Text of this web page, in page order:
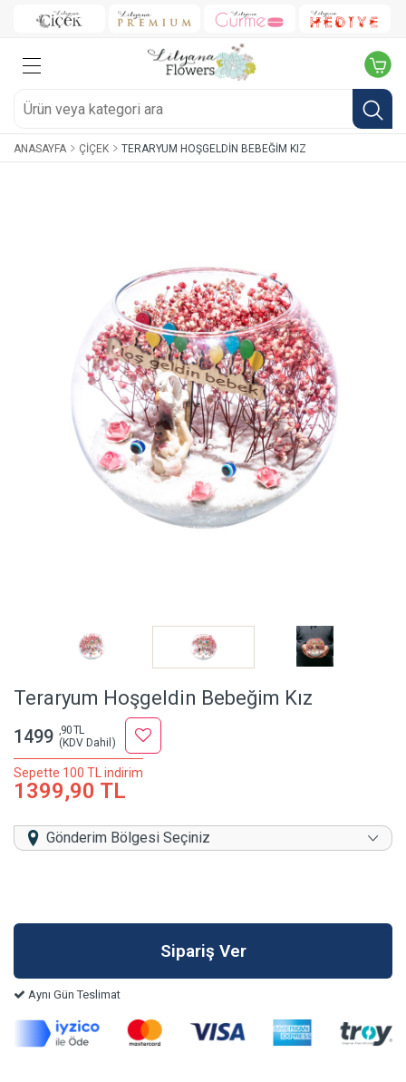
ANASAYFA ÇIÇEK TERARYUM HOŞGELDIN BEBEĞIM KIZ
Teraryum Hoşgeldin Bebeğim Kız
1499 ,90 TL
(KDV Dahil)
Sepette 100 TL indirim
1399,90 TL
Gönderim Bölgesi Seçiniz
Aynı Gün Teslimat